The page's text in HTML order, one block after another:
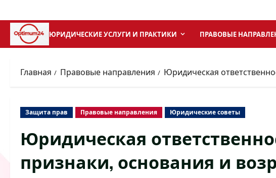
к
содержимомуЮРИДИЧЕСКИЕ УСЛУГИ И ПРАКТИКИ ПРАВОВЫЕ
Главная Правовые направления Юридическая
Защита прав Правовые направления Юридические советы
Юридическая
признаки, основания и